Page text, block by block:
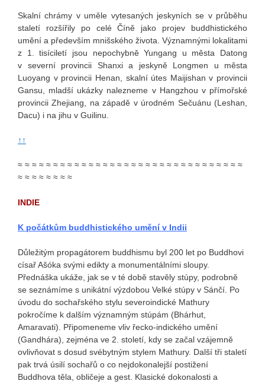
Skalní chrámy v uměle vytesaných jeskyních se v průběhu
staletí rozšířily po celé Číně jako projev buddhistického
umění a především mnišského života. Významnými lokalitami
z 1. tisíciletí jsou nepochybně Yungang u města Datong
v severní provincii Shanxi a jeskyně Longmen u města
Luoyang v provincii Henan, skalní útes Maijishan v provincii
Gansu, mladší ukázky nalezneme v Hangzhou v přímořské
provincii Zhejiang, na západě v úrodném Sečuánu (Leshan,
Dacu) i na jihu v Guilinu.
↑↑
≈ ≈ ≈ ≈ ≈ ≈ ≈ ≈ ≈ ≈ ≈ ≈ ≈ ≈ ≈ ≈ ≈ ≈ ≈ ≈ ≈ ≈ ≈ ≈ ≈ ≈ ≈ ≈ ≈ ≈ ≈ ≈
≈ ≈ ≈ ≈ ≈ ≈ ≈ ≈
INDIE
K počátkům buddhistického umění v Indii
Důležitým propagátorem buddhismu byl 200 let po Buddhovi
císař Ašóka svými edikty a monumentálními sloupy.
Přednáška ukáže, jak se v té době stavěly stúpy, podrobně
se seznámíme s unikátní výzdobou Velké stúpy v Sánčí. Po
úvodu do sochařského stylu severoindické Mathury
pokročíme k dalším významným stúpám (Bhárhut,
Amaravati). Připomeneme vliv řecko-indického umění
(Gandhára), zejména ve 2. století, kdy se začal vzájemně
ovlivňovat s dosud svébytným stylem Mathury. Další tři staletí
pak trvá úsilí sochařů o co nejdokonalejší postižení
Buddhova těla, obličeje a gest. Klasické dokonalosti a